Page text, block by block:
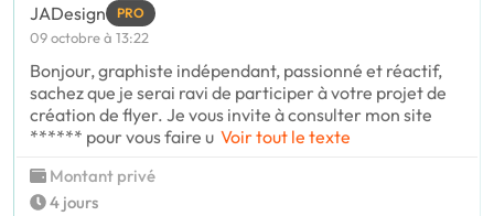
JADesign PRO
09 octobre à 13:22
Bonjour, graphiste indépendant, passionné et réactif,
sachez que je serai ravi de participer à votre projet de
création de flyer. Je vous invite à consulter mon site
****** pour vous faire u Voir tout le texte
Montant privé
4 jours